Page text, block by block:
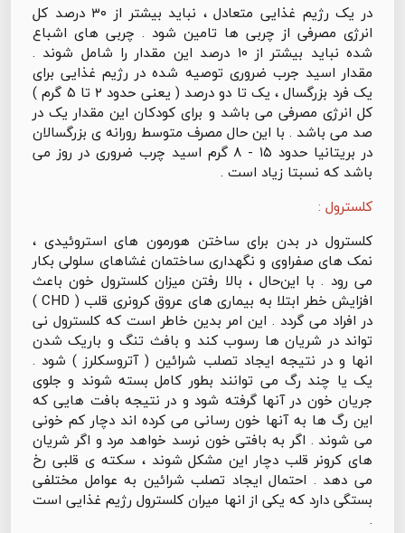
در یک رژیم غذایی متعادل ، نباید بیشتر از ۳۰ درصد کل
انرژی مصرفی از چربی ها تامین شود . چربی های اشباع
شده نباید بیشتر از ۱۰ درصد این مقدار را شامل شوند .
مقدار اسید جرب ضروری توصیه شده در رژیم غذایی برای
یک فرد بزرگسال ، یک تا دو درصد ( یعنی حدود ۲ تا ۵ گرم )
کل انرژی مصرفی می باشد و برای کودکان این مقدار یک در
صد می باشد . با این حال مصرف متوسط رورانه ی بزرگسالان
در بریتانیا حدود ۱۵ - ۸ گرم اسید چرب ضروری در روز می
باشد که نسبتا زیاد است .
کلسترول :
کلسترول در بدن برای ساختن هورمون های استروئیدی ،
نمک های صفراوی و نگهداری ساختمان غشاهای سلولی بکار
می رود . با این‌حال ، بالا رفتن میزان کلسترول خون باعث
افزایش خطر ابتلا به بیماری های عروق کرونری قلب ( CHD )
در افراد می گردد . این امر بدین خاطر است که کلسترول نی
تواند در شریان ها رسوب کند و بافث تنگ و باریک شدن
انها و در نتیجه ایجاد تصلب شرائین ( آتروسکلرز ) شود .
یک یا چند رگ می توانند بطور کامل بسته شوند و جلوی
جریان خون در آنها گرفته شود و در نتیجه بافت هایی که
این رگ ها به آنها خون رسانی می کرده اند دچار کم خونی
می شوند . اگر به بافتی خون نرسد خواهد مرد و اگر شریان
های کرونر قلب دچار این مشکل شوند ، سکته ی قلبی رخ
می دهد . احتمال ایجاد تصلب شرائین به عوامل مختلفی
بستگی دارد که یکی از انها میران کلسترول رژیم غذایی است
.